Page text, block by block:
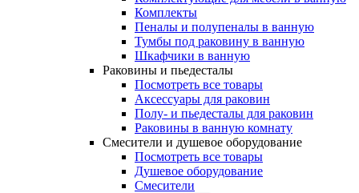
Комплекты
Пеналы и полупеналы в ванную
Тумбы под раковину в ванную
Шкафчики в ванную
Раковины и пьедесталы
Посмотреть все товары
Аксессуары для раковин
Полу- и пьедесталы для раковин
Раковины в ванную комнату
Смесители и душевое оборудование
Посмотреть все товары
Душевое оборудование
Смесители